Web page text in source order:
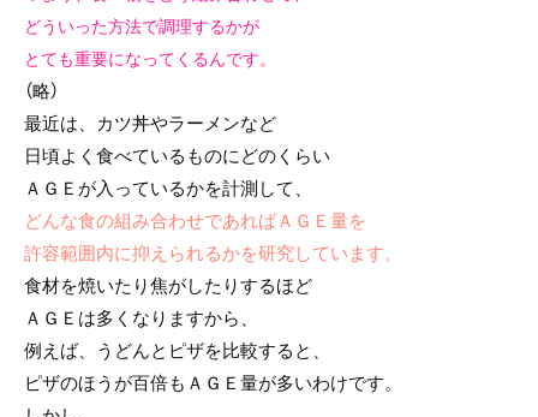
どういった方法で調理するかが
とても重要になってくるんです。
（略）
最近は、カツ丼やラーメンなど
日頃よく食べているものにどのくらい
ＡＧＥが入っているかを計測して、
どんな食の組み合わせであればＡＧＥ量を
許容範囲内に抑えられるかを研究しています。
食材を焼いたり焦がしたりするほど
ＡＧＥは多くなりますから、
例えば、うどんとピザを比較すると、
ピザのほうが百倍もＡＧＥ量が多いわけです。